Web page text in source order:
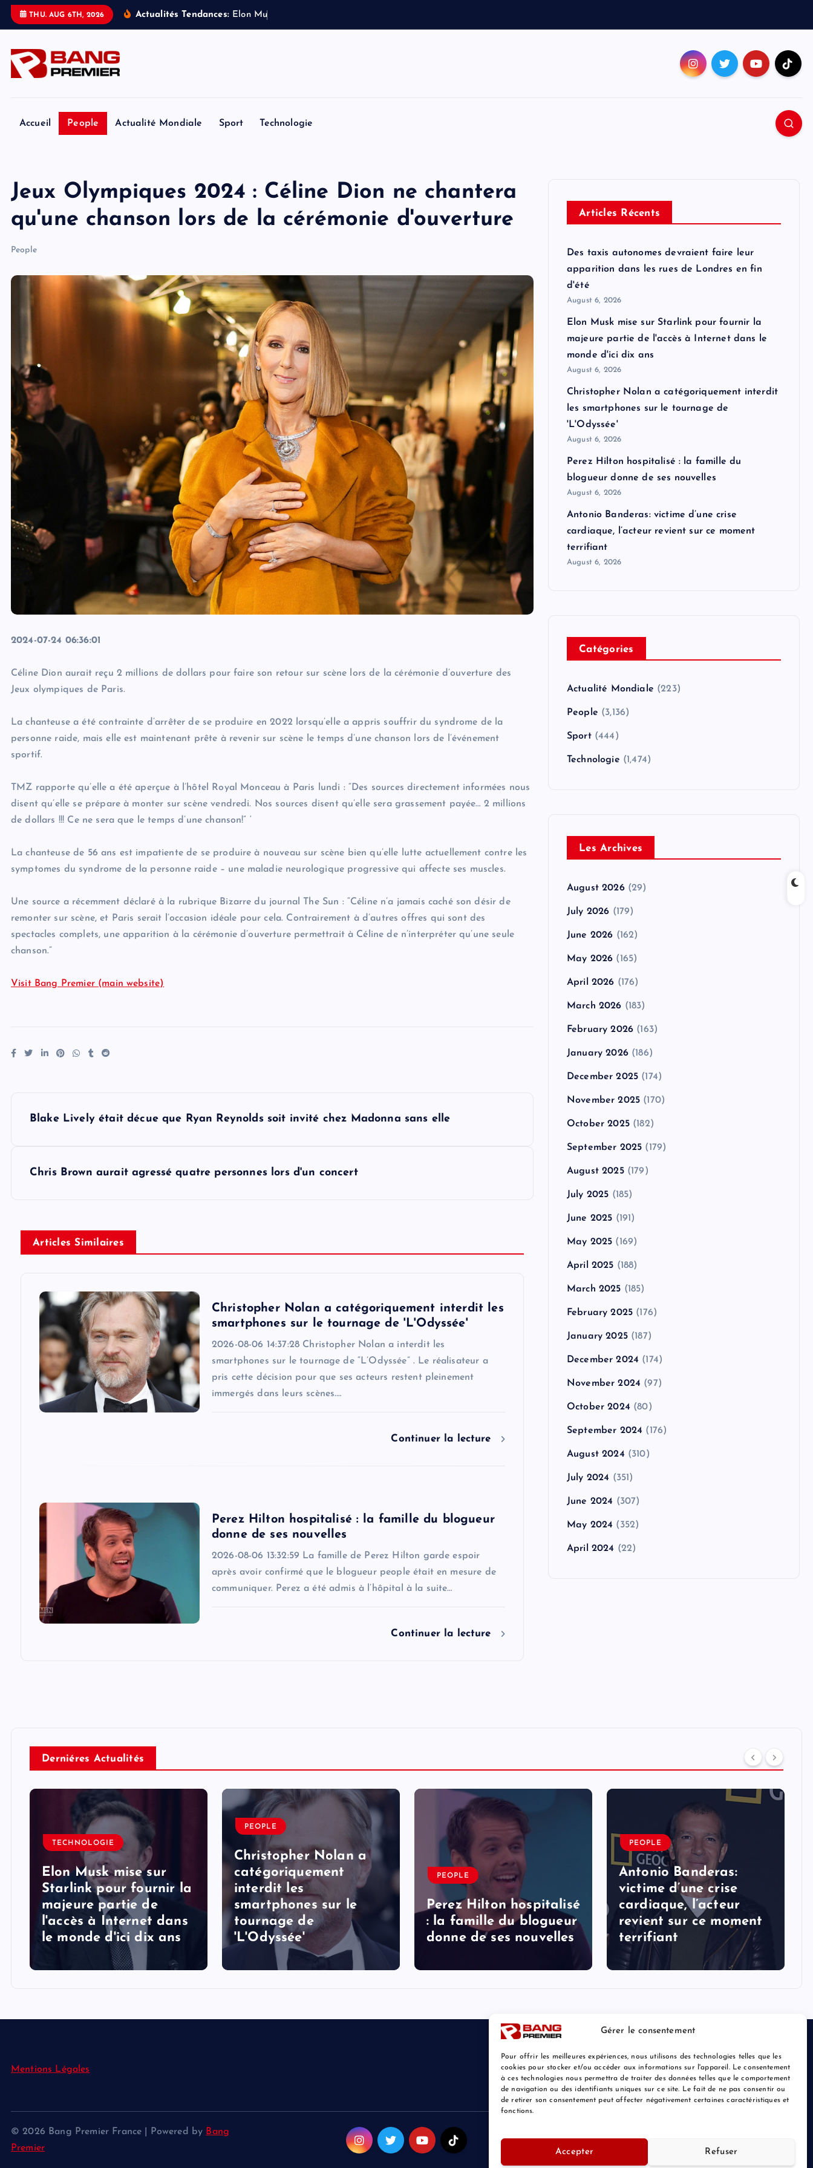
Gérer le consentement
Pour offrir les meilleures expériences, nous utilisons des technologies telles que les
cookies pour stocker et/ou accéder aux informations sur l'appareil. Le consentement
à ces technologies nous permettra de traiter des données telles que le comportement
de navigation ou des identifiants uniques sur ce site. Le fait de ne pas consentir ou
de retirer son consentement peut affecter négativement certaines caractéristiques et
fonctions.
Accepter Refuser
THU. AUG 6TH, 2026 Actualités Tendances: E lon M u
Accueil People Actualité Mondiale Sport Technologie
Jeux Olympiques 2024 : Céline Dion ne chantera
qu'une chanson lors de la cérémonie d'ouverture
People
2024-07-24 06:36:01
Céline Dion aurait reçu 2 millions de dollars pour faire son retour sur scène lors de la cérémonie d’ouverture des
Jeux olympiques de Paris.
La chanteuse a été contrainte d’arrêter de se produire en 2022 lorsqu’elle a appris souffrir du syndrome de la
personne raide, mais elle est maintenant prête à revenir sur scène le temps d’une chanson lors de l’événement
sportif.
TMZ rapporte qu’elle a été aperçue à l’hôtel Royal Monceau à Paris lundi : “Des sources directement informées nous
disent qu’elle se prépare à monter sur scène vendredi. Nos sources disent qu’elle sera grassement payée… 2 millions
de dollars !!! Ce ne sera que le temps d’une chanson!” ‘
La chanteuse de 56 ans est impatiente de se produire à nouveau sur scène bien qu’elle lutte actuellement contre les
symptomes du syndrome de la personne raide – une maladie neurologique progressive qui affecte ses muscles.
Une source a récemment déclaré à la rubrique Bizarre du journal The Sun : “Céline n’a jamais caché son désir de
remonter sur scène, et Paris serait l’occasion idéale pour cela. Contrairement à d’autres offres qui sont des
spectacles complets, une apparition à la cérémonie d’ouverture permettrait à Céline de n’interpréter qu’une seule
chanson.”
Visit Bang Premier (main website)
Blake Lively était décue que Ryan Reynolds soit invité chez Madonna sans elle
Chris Brown aurait agressé quatre personnes lors d'un concert
Articles Similaires
Christopher Nolan a catégoriquement interdit les
smartphones sur le tournage de 'L'Odyssée'
2026-08-06 14:37:28 Christopher Nolan a interdit les
smartphones sur le tournage de “L’Odyssée” . Le réalisateur a
pris cette décision pour que ses acteurs restent pleinement
immergés dans leurs scènes.…
Continuer la lecture
Perez Hilton hospitalisé : la famille du blogueur
donne de ses nouvelles
2026-08-06 13:32:59 La famille de Perez Hilton garde espoir
après avoir confirmé que le blogueur people était en mesure de
communiquer. Perez a été admis à l’hôpital à la suite…
Continuer la lecture
Articles Récents
Des taxis autonomes devraient faire leur
apparition dans les rues de Londres en fin
d'été
August 6, 2026
Elon Musk mise sur Starlink pour fournir la
majeure partie de l'accès à Internet dans le
monde d'ici dix ans
August 6, 2026
Christopher Nolan a catégoriquement interdit
les smartphones sur le tournage de
'L'Odyssée'
August 6, 2026
Perez Hilton hospitalisé : la famille du
blogueur donne de ses nouvelles
August 6, 2026
Antonio Banderas: victime d’une crise
cardiaque, l’acteur revient sur ce moment
terrifiant
August 6, 2026
Catégories
Actualité Mondiale (223)
People (3,136)
Sport(444)
Technologie (1,474)
Les Archives
August 2026(29)
July 2026 (179)
June 2026 (162)
May 2026 (165)
April 2026 (176)
March 2026 (183)
February 2026 (163)
January 2026(186)
December 2025 (174)
November 2025 (170)
October 2025(182)
September 2025 (179)
August 2025(179)
July 2025 (185)
June 2025 (191)
May 2025 (169)
April 2025 (188)
March 2025 (185)
February 2025 (176)
January 2025(187)
December 2024 (174)
November 2024 (97)
October 2024 (80)
September 2024 (176)
August 2024 (310)
July 2024 (351)
June 2024 (307)
May 2024 (352)
April 2024 (22)
Derniéres Actualités
TECHNOLOGIE
Elon Musk mise sur
Starlink pour fournir la
majeure partie de
l'accès à Internet dans
le monde d'ici dix ans
PEOPLE
Christopher Nolan a
catégoriquement
interdit les
smartphones sur le
tournage de
'L'Odyssée'
PEOPLE
Perez Hilton hospitalisé
: la famille du blogueur
donne de ses nouvelles
PEOPLE
Antonio Banderas:
victime d’une crise
cardiaque, l’acteur
revient sur ce moment
terrifiant
Mentions Légales
© 2026 Bang Premier France | Powered by Bang
Premier